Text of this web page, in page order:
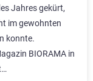
Jahres gekürt,
im gewohnten
konnte.
BIORAMA in